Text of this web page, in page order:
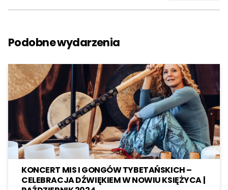
Podobne wydarzenia
KONCERT MIS I GONGÓW TYBETAŃSKICH –
CELEBRACJA DŹWIĘKIEM W NOWIU KSIĘŻYCA |